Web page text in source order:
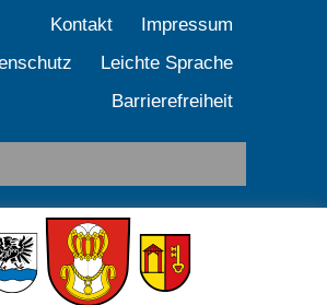
Kontakt
Impressum
Leichte Sprache
Barrierefreiheit